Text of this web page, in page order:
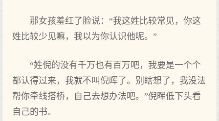
那女孩羞红了脸说：“我这姓比较常见，你这
姓比较少见嘛，我以为你认识他呢。”
“姓倪的没有千万也有百万吧，我要是一个个
都认得过来，我就不叫倪晖了。别瞎想了，我没法
帮你牵线搭桥，自己去想办法吧。”倪晖低下头看
自己的书。